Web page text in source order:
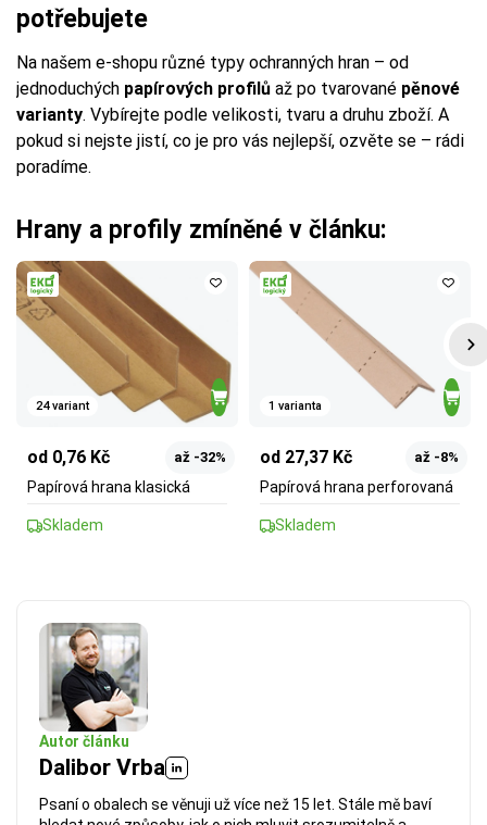
potřebujete
Na našem e-shopu různé typy ochranných hran – od
jednoduchých papírových profilů až po tvarované pěnové
varianty. Vybírejte podle velikosti, tvaru a druhu zboží. A
pokud si nejste jistí, co je pro vás nejlepší, ozvěte se – rádi
poradíme.
Hrany a profily zmíněné v článku:
24 variant
od 0,76 Kč až -32%
Papírová hrana klasická
Skladem
1 varianta
od 27,37 Kč až -8%
Papírová hrana perforovaná
Skladem
Autor článku
Dalibor Vrba
Psaní o obalech se věnuji už více než 15 let. Stále mě baví